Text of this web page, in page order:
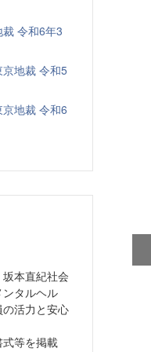
令和6年3
地裁 令和5
地裁 令和6
本直紀社会
タルヘル
活力と安心
等を掲載